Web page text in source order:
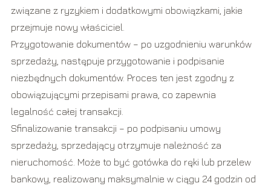
związane z ryzykiem i dodatkowymi obowiązkami, jakie
przejmuje nowy właściciel.
Przygotowanie dokumentów – po uzgodnieniu warunków
sprzedaży, następuje przygotowanie i podpisanie
niezbędnych dokumentów. Proces ten jest zgodny z
obowiązującymi przepisami prawa, co zapewnia
legalność całej transakcji.
Sfinalizowanie transakcji – po podpisaniu umowy
sprzedaży, sprzedający otrzymuje należność za
nieruchomość. Może to być gotówka do ręki lub przelew
bankowy, realizowany maksymalnie w ciągu 24 godzin od